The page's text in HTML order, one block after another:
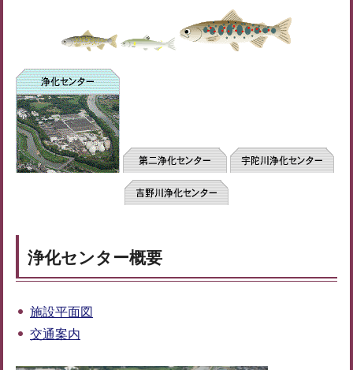
浄化センター概要
施設平面図
交通案内